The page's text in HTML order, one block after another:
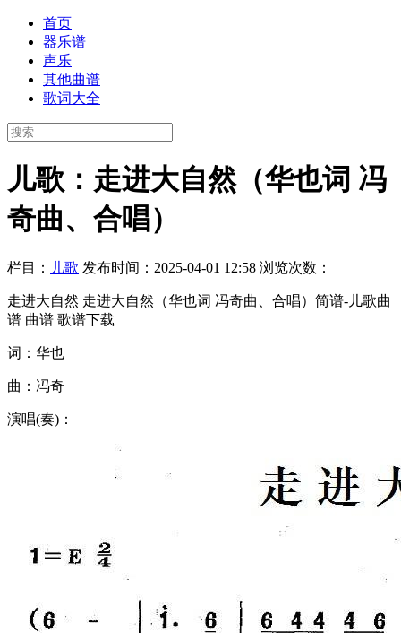
首页
器乐谱
声乐
其他曲谱
歌词大全
儿歌：走进大自然（华也词 冯
奇曲、合唱）
栏目： 儿歌 发布时间：2025-04-01 12:58 浏览次数：
走进大自然 走进大自然（华也词 冯奇曲、合唱）简谱-儿歌曲
谱 曲谱 歌谱下载
词：华也
曲：冯奇
演唱(奏)：